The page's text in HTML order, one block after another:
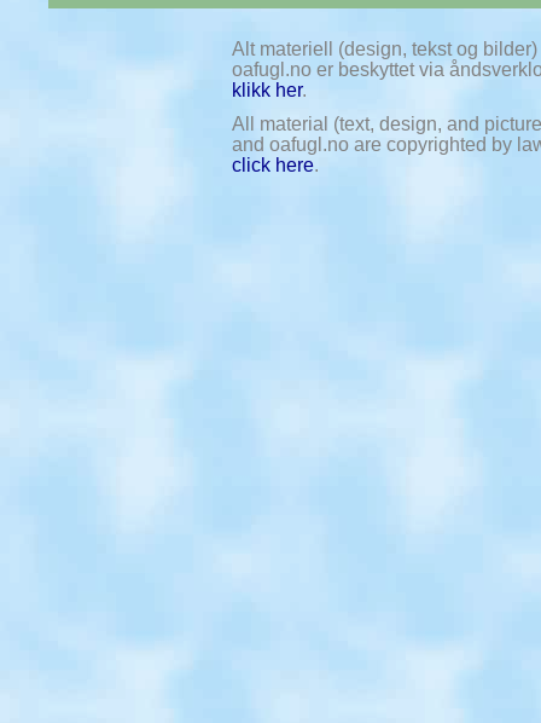
Alt materiell (design, tekst og
oafugl.no er beskyttet via
klikk her.
All material (text, design, and
and oafugl.no are copyrighted by
click here.